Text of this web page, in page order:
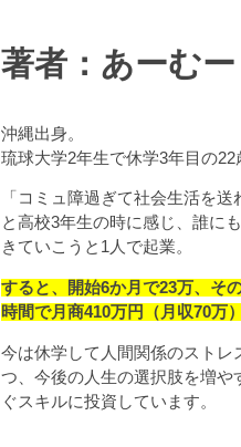
著者：あーむー
沖縄出身。
琉球大学2年生で休学3年目の22
「コミュ障過ぎて社会生活を送
と高校3年生の時に感じ、誰に
きていこうと1人で起業。
すると、開始6か月で23万、そ
時間で月商410万円（月収70万
今は休学して人間関係のストレ
つ、今後の人生の選択肢を増や
ぐスキルに投資しています。